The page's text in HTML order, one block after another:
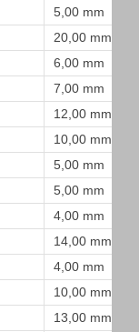
5,00 mm
20,00 mm
6,00 mm
7,00 mm
12,00 mm
10,00 mm
5,00 mm
5,00 mm
4,00 mm
14,00 mm
4,00 mm
10,00 mm
13,00 mm